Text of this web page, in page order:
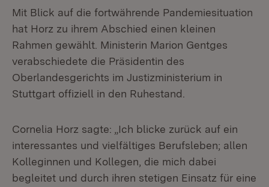
Mit Blick auf die fortwährende Pandemiesituation
hat Horz zu ihrem Abschied einen kleinen
Rahmen gewählt. Ministerin Marion Gentges
verabschiedete die Präsidentin des
Oberlandesgerichts im Justizministerium in
Stuttgart offiziell in den Ruhestand.
Cornelia Horz sagte: „Ich blicke zurück auf ein
interessantes und vielfältiges Berufsleben; allen
Kolleginnen und Kollegen, die mich dabei
begleitet und durch ihren stetigen Einsatz für eine